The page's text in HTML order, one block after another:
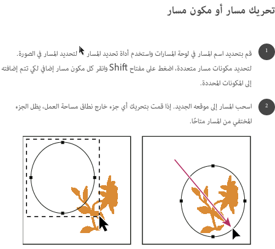
تحريك مسار أو مكون مسار
قم بتحديد اسم المسار في لوحة المسارات واستخدم أداة تحديد المسار
لتحديد المسار في الصورة.
لتحديد مكونات مسار متعددة، اضغط على مفتاح Shift وانقر كل مكون مسار إضافي لكي تتم إضافته
إلى المكونات المحددة.
اسحب المسار إلى موقعه الجديد. إذا قمت بتحريك أي جزء خارج نطاق مساحة العمل، يظل الجزء
المختفي من المسار متاحًا.